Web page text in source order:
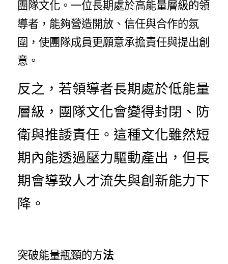
團隊文化。一位長期處於高能量層級的領
導者，能夠營造開放、信任與合作的氛
圍，使團隊成員更願意承擔責任與提出創
意。
反之，若領導者長期處於低能量
層級，團隊文化會變得封閉、防
衛與推諉責任。這種文化雖然短
期內能透過壓力驅動產出，但長
期會導致人才流失與創新能力下
降。
突破能量瓶頸的方法